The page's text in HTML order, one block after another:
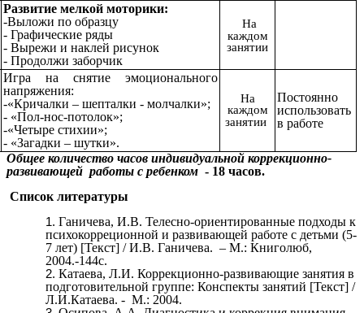
Развитие мелкой моторики:
-Выложи по образцу
- Графические ряды
- Вырежи и наклей рисунок
- Продолжи заборчик
На
каждом
занятии
Игра на снятие эмоционального
напряжения:
-«Кричалки – шепталки - молчалки»;
- «Пол-нос-потолок»;
-«Четыре стихии»;
- «Загадки – шутки».
На
каждом
занятии
Постоянно
использовать
в работе
Общее количество часов индивидуальной коррекционно-
развивающей работы с ребенком - 18 часов.
Список литературы
Ганичева, И.В. Телесно-ориентированные подходы к
психокорреционной и развивающей работе с детьми (5-
7 лет) [Текст] / И.В. Ганичева. – М.: Книголюб,
2004.-144с.
Катаева, Л.И. Коррекционно-развивающие занятия в
подготовительной группе: Конспекты занятий [Текст] /
Л.И.Катаева. - М.: 2004.